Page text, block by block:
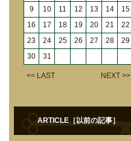
9
10 11 12 13 14
15
16
17 18 19 20 21
22
23
24 25 26 27 28
29
30
31
<< LAST NEXT >>
ARTICLE［以前の記事］